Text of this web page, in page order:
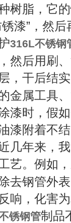
树脂，它
锈漆”，然
316L不锈钢
然后用刷
，干后结
金属工具
漆时，假
漆附着不
几年来，
艺。例如
去钢管外
响，化害
锈钢管制品